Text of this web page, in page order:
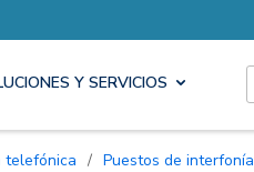
Y SERVICIOS
telefónica / Puestos de interfonía